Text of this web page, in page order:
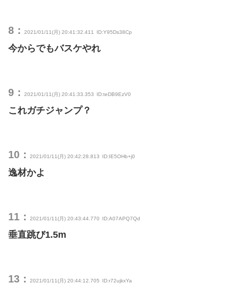
8： 2021/01/11(月) 20:41:32.411 ID:Y95Ds38Cp
今からでもバスケやれ
9： 2021/01/11(月) 20:41:33.353 ID:teDB9EzV0
これガチジャンプ？
10： 2021/01/11(月) 20:42:28.813 ID:IE5OHb+j0
逸材かよ
11： 2021/01/11(月) 20:43:44.770 ID:A07APQ7Qd
垂直跳び1.5m
13： 2021/01/11(月) 20:44:12.705 ID:r72ujkxYa